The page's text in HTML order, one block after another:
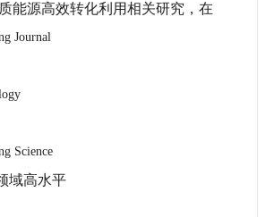
能源高效转化利用相关研究，在
Journal
Science
域高水平